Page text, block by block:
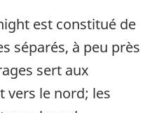
est constitué de
séparés, à peu près
sert aux
vers le nord; les